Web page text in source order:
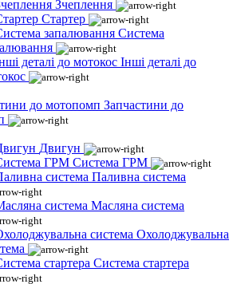
Зчеплення
Стартер
Система
Інші деталі до
Запчастини до
Двигун
Система ГРМ
Паливна система
Масляна система
Охолоджувальна
Система стартера